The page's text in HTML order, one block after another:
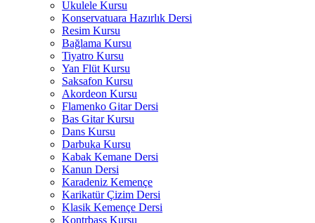
Ukulele Kursu
Konservatuara Hazırlık Dersi
Resim Kursu
Bağlama Kursu
Tiyatro Kursu
Yan Flüt Kursu
Saksafon Kursu
Akordeon Kursu
Flamenko Gitar Dersi
Bas Gitar Kursu
Dans Kursu
Darbuka Kursu
Kabak Kemane Dersi
Kanun Dersi
Karadeniz Kemençe
Karikatür Çizim Dersi
Klasik Kemençe Dersi
Kontrbass Kursu